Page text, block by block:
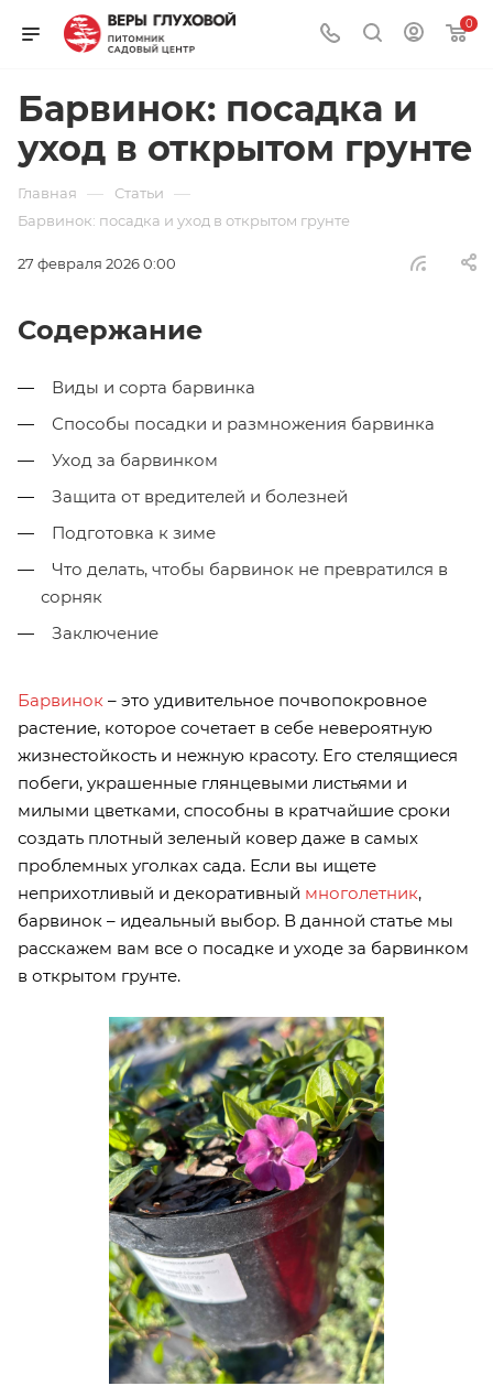
0
Барвинок: посадка и
уход в открытом грунте
Главная — Статьи —
Барвинок: посадка и уход в открытом грунте
27 февраля 2026 0:00
Содержание
Виды и сорта барвинка
Способы посадки и размножения барвинка
Уход за барвинком
Защита от вредителей и болезней
Подготовка к зиме
Что делать, чтобы барвинок не превратился в
сорняк
Заключение
Барвинок – это удивительное почвопокровное
растение, которое сочетает в себе невероятную
жизнестойкость и нежную красоту. Его стелящиеся
побеги, украшенные глянцевыми листьями и
милыми цветками, способны в кратчайшие сроки
создать плотный зеленый ковер даже в самых
проблемных уголках сада. Если вы ищете
неприхотливый и декоративный многолетник,
барвинок – идеальный выбор. В данной статье мы
расскажем вам все о посадке и уходе за барвинком
в открытом грунте.